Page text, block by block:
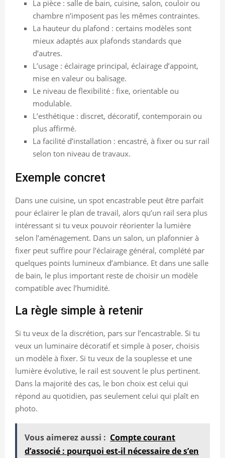
La pièce : salle de bain, cuisine, salon, couloir ou
chambre n’imposent pas les mêmes contraintes.
La hauteur du plafond : certains modèles sont
mieux adaptés aux plafonds standards que
d’autres.
L’usage : éclairage principal, éclairage d’appoint,
mise en valeur ou balisage.
Le niveau de flexibilité : fixe, orientable ou
modulable.
L’esthétique : discret, décoratif, contemporain ou
plus affirmé.
La facilité d’installation : encastré, à fixer ou sur rail
selon ton niveau de travaux.
Exemple concret
Dans une cuisine, un spot encastrable peut être parfait
pour éclairer le plan de travail, alors qu’un rail sera plus
intéressant si tu veux pouvoir réorienter la lumière
selon l’aménagement. Dans un salon, un plafonnier à
fixer peut suffire pour l’éclairage général, complété par
quelques points lumineux d’ambiance. Et dans une salle
de bain, le plus important reste de choisir un modèle
compatible avec l’humidité.
La règle simple à retenir
Si tu veux de la discrétion, pars sur l’encastrable. Si tu
veux un luminaire décoratif et simple à poser, choisis
un modèle à fixer. Si tu veux de la souplesse et une
lumière évolutive, le rail est souvent le plus pertinent.
Dans la majorité des cas, le bon choix est celui qui
répond au quotidien, pas seulement celui qui plaît en
photo.
Vous aimerez aussi : Compte courant
d’associé : pourquoi est-il nécessaire de s’en